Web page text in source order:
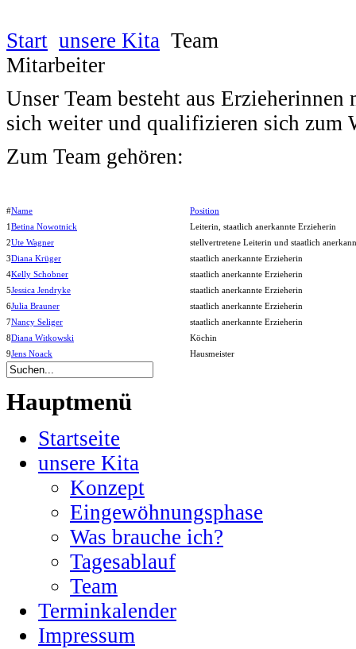
Start unsere Kita Team
Mitarbeiter
Unser Team besteht aus
sich weiter und qualifizieren sich zum
Zum Team gehören:
#Name
Position
1Betina Nowotnick
Leiterin, staatlich anerkannte Erzieherin
2Ute Wagner
stellvertretene Leiterin und staatlich
3Diana Krüger
staatlich anerkannte Erzieherin
4Kelly Schobner
staatlich anerkannte Erzieherin
5Jessica Jendryke
staatlich anerkannte Erzieherin
6Julia Brauner
staatlich anerkannte Erzieherin
7Nancy Seliger
staatlich anerkannte Erzieherin
8Diana Witkowski
Köchin
9Jens Noack Hausmeister
Hauptmenü
Startseite
unsere Kita
Konzept
Eingewöhnungsphase
Was brauche ich?
Tagesablauf
Team
Terminkalender
Impressum